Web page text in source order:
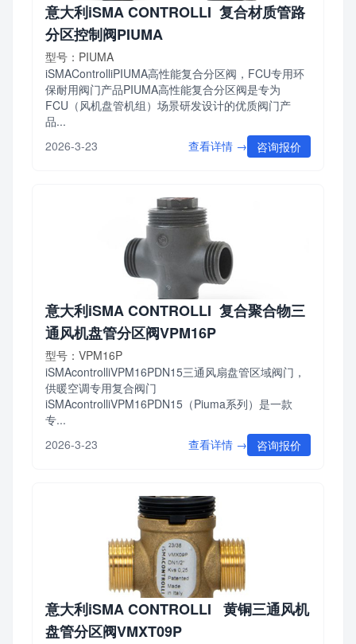
意大利iSMA CONTROLLI 复合材质管路
分区控制阀PIUMA
型号：PIUMA
iSMAControlliPIUMA高性能复合分区阀，FCU专用环
保耐用阀门产品PIUMA高性能复合分区阀是专为
FCU（风机盘管机组）场景研发设计的优质阀门产
品...
2026-3-23
查看详情 → 咨询报价
意大利iSMA CONTROLLI 复合聚合物三
通风机盘管分区阀VPM16P
型号：VPM16P
iSMAcontrolliVPM16PDN15三通风扇盘管区域阀门，
供暖空调专用复合阀门
iSMAcontrolliVPM16PDN15（Piuma系列）是一款
专...
2026-3-23
查看详情 → 咨询报价
意大利iSMA CONTROLLI 黄铜三通风机
盘管分区阀VMXT09P